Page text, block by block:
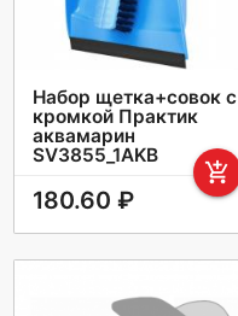
Набор щетка+совок с
кромкой Практик
аквамарин
SV3855_1AKB
add_shopping_cart
180.60 ₽